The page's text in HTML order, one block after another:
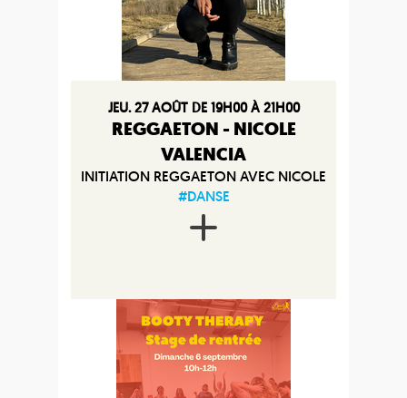
JEU. 27 AOÛT DE 19H00 À 21H00
REGGAETON - NICOLE
VALENCIA
INITIATION REGGAETON AVEC NICOLE
#DANSE